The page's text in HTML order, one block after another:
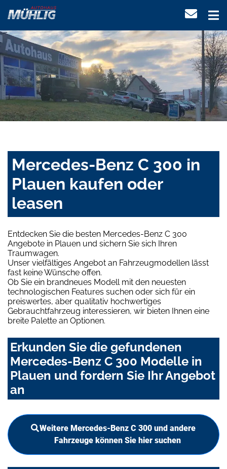
Mercedes-Benz C 300 in
Plauen kaufen oder
leasen
Entdecken Sie die besten Mercedes-Benz C 300
Angebote in Plauen und sichern Sie sich Ihren
Traumwagen.
Unser vielfältiges Angebot an Fahrzeugmodellen lässt
fast keine Wünsche offen.
Ob Sie ein brandneues Modell mit den neuesten
technologischen Features suchen oder sich für ein
preiswertes, aber qualitativ hochwertiges
Gebrauchtfahrzeug interessieren, wir bieten Ihnen eine
breite Palette an Optionen.
Erkunden Sie die gefundenen
Mercedes-Benz C 300 Modelle in
Plauen und fordern Sie Ihr Angebot
an
Weitere Mercedes-Benz C 300 und andere
Fahrzeuge können Sie hier suchen